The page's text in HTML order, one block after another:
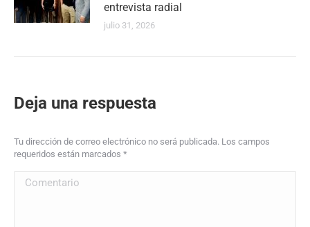
entrevista radial
julio 31, 2026
Deja una respuesta
Tu dirección de correo electrónico no será publicada. Los campos
requeridos están marcados *
Comentario